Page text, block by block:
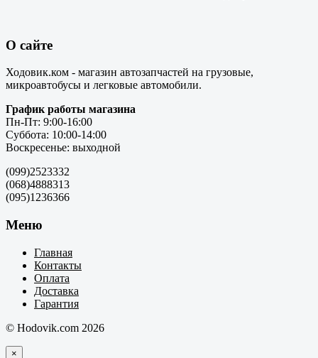
О сайте
Ходовик.ком - магазин автозапчастей на грузовые,
микроавтобусы и легковые автомобили.
График работы магазина
Пн-Пт: 9:00-16:00
Суббота: 10:00-14:00
Воскресенье: выходной
(099)2523332
(068)4888313
(095)1236366
Меню
Главная
Контакты
Оплата
Доставка
Гарантия
© Hodovik.com 2026
×